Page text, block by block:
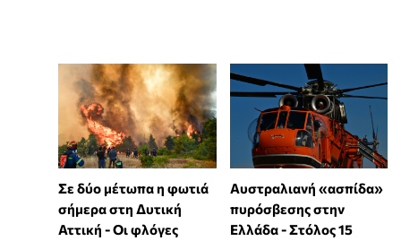
Σε δύο μέτωπα η φωτιά
σήμερα στη Δυτική
Αττική - Οι φλόγες
Αυστραλιανή «ασπίδα»
πυρόσβεσης στην
Ελλάδα - Στόλος 15